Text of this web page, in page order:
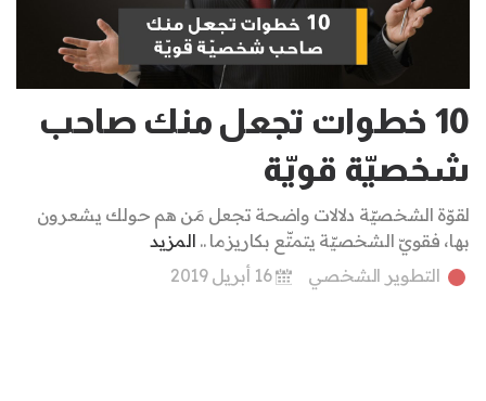
10 خطوات تجعل منك صاحب
شخصيّة قويّة
لقوّة الشخصيّة دلالات واضحة تجعل مَن هم حولك يشعرون
بها، فقويّ الشخصيّة يتمتّع بكاريزما .. المزيد
التطوير الشخصي
16 أبريل 2019